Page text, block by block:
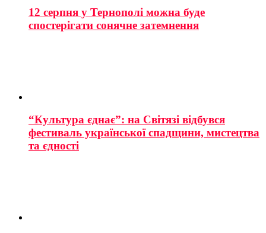
12 серпня у Тернополі можна буде
спостерігати сонячне затемнення
“Культура єднає”: на Світязі відбувся
фестиваль української спадщини, мистецтва
та єдності